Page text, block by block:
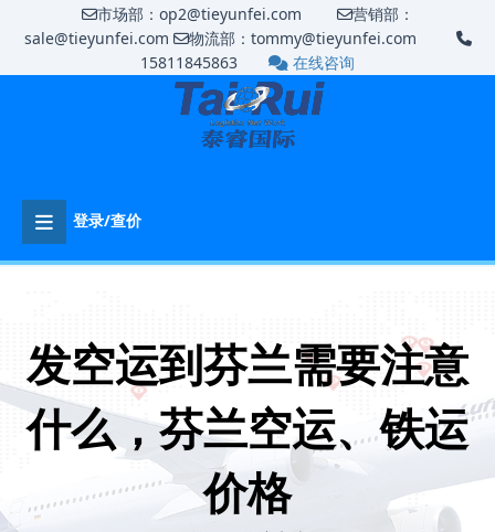
市场部：op2@tieyunfei.com
营销部：
sale@tieyunfei.com
物流部：tommy@tieyunfei.com
15811845863
在线咨询
登录/查价
发空运到芬兰需要注意
什么，芬兰空运、铁运
价格